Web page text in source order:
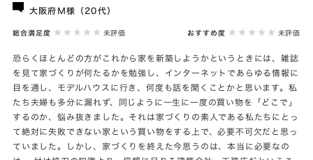
大阪府Ｍ様（20代）
総合満足度 未評価 おすすめ度 未評価
恐らくほとんどの方がこれから家を新築しようかというときには、雑誌
を見て家づくりが何たるかを勉強し、インターネットであらゆる情報に
目を通し、モデルハウスに行き、何度も話を聞くことかと思います。私
たち夫婦も多分に漏れず、同じように一生に一度の買い物を「どこで」
するのか、悩み抜きました。それは家づくりの素人である私たちにとっ
て絶対に失敗できない家という買い物をする上で、必要不可欠だと思っ
ていました。しかし、家づくりを終えた今思うのは、本当に必要なの